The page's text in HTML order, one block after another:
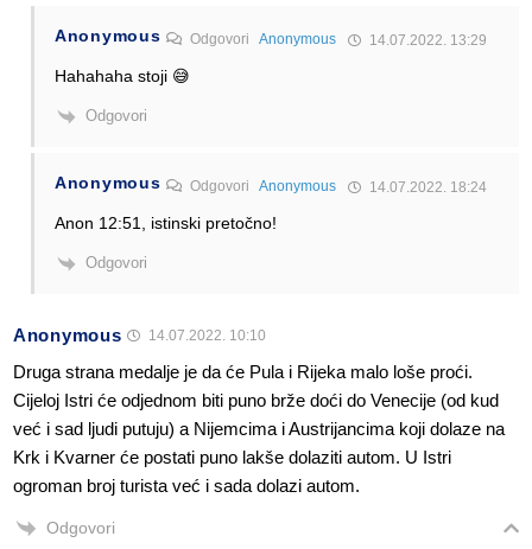
Anonymous OdgovoriAnonymous 14.07.2022. 13:29
Hahahaha stoji 😅
Odgovori
Anonymous OdgovoriAnonymous 14.07.2022. 18:24
Anon 12:51, istinski pretočno!
Odgovori
Anonymous 14.07.2022. 10:10
Druga strana medalje je da će Pula i Rijeka malo loše proći.
Cijeloj Istri će odjednom biti puno brže doći do Venecije (od kud
već i sad ljudi putuju) a Nijemcima i Austrijancima koji dolaze na
Krk i Kvarner će postati puno lakše dolaziti autom. U Istri
ogroman broj turista već i sada dolazi autom.
Odgovori